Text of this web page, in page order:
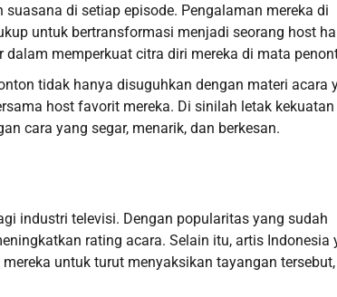
di setiap episode. Pengalaman mereka di
untuk bertransformasi menjadi seorang host
memperkuat citra diri mereka di mata
tidak hanya disuguhkan dengan materi acara
host favorit mereka. Di sinilah letak
cara yang segar, menarik, dan berkesan.
industri televisi. Dengan popularitas yang sudah
rating acara. Selain itu, artis Indonesia
untuk turut menyaksikan tayangan tersebut,